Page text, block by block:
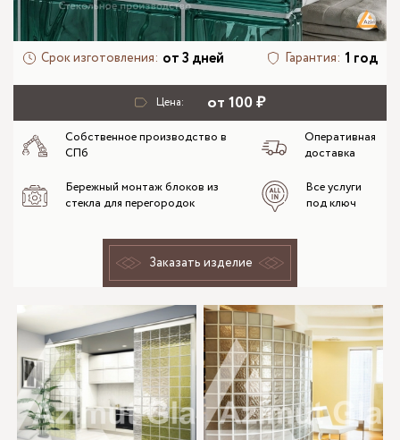
Срок изготовления: от 3 дней Гарантия: 1 год
Цена: от 100 ₽
Собственное производство в
СПб
Оперативная
доставка
Бережный монтаж блоков из
стекла для перегородок
Все услуги
под ключ
Заказать изделие